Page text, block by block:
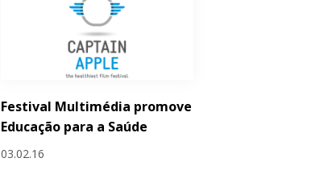
Festival Multimédia promove
Educação para a Saúde
03.02.16